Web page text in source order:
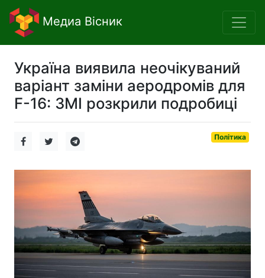
Медиа Вісник
Україна виявила неочікуваний
варіант заміни аеродромів для
F-16: ЗМІ розкрили подробиці
Політика